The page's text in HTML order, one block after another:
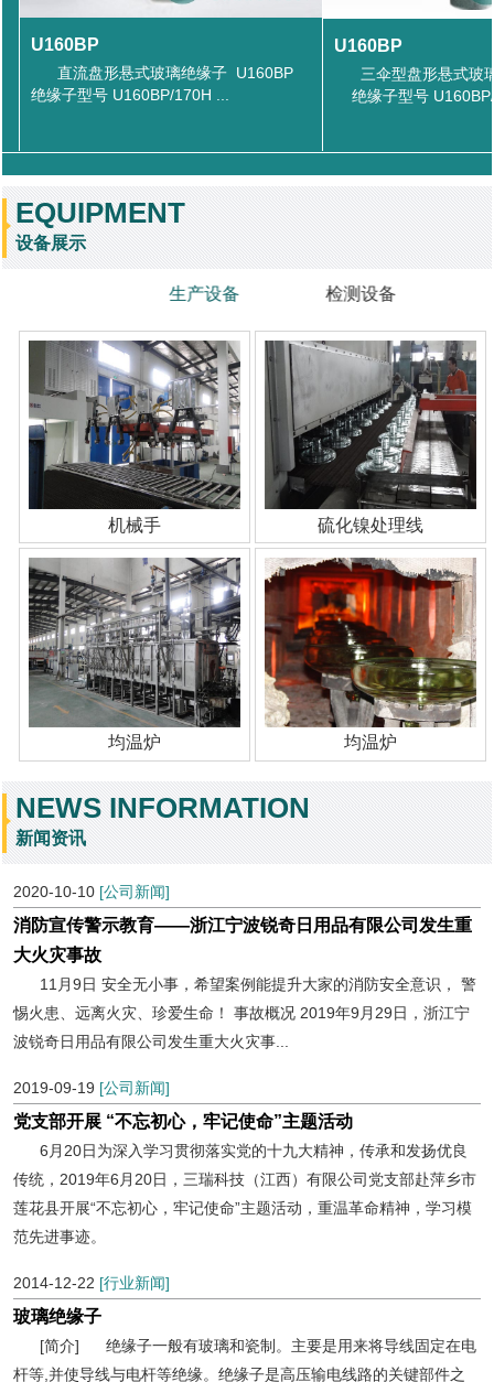
U160BP
直流盘形悬式玻璃绝缘子 U160BP
绝缘子型号 U160BP/170H ...
U160BP
三伞型盘形悬式玻
绝缘子型号
EQUIPMENT
设备展示
生产设备 检测设备
机械手 硫化镍处理线
均温炉 均温炉
NEWS INFORMATION
新闻资讯
2020-10-10 [公司新闻]
消防宣传警示教育——浙江宁波锐奇日用品有限公司发生重
大火灾事故
11月9日 安全无小事，希望案例能提升大家的消防安全意识， 警
惕火患、远离火灾、珍爱生命！ 事故概况 2019年9月29日，浙江宁
波锐奇日用品有限公司发生重大火灾事...
2019-09-19 [公司新闻]
党支部开展 “不忘初心，牢记使命”主题活动
6月20日为深入学习贯彻落实党的十九大精神，传承和发扬优良
传统，2019年6月20日，三瑞科技（江西）有限公司党支部赴萍乡市
莲花县开展“不忘初心，牢记使命”主题活动，重温革命精神，学习模
范先进事迹。
2014-12-22 [行业新闻]
玻璃绝缘子
[简介] 绝缘子一般有玻璃和瓷制。主要是用来将导线固定在电
杆等,并使导线与电杆等绝缘。绝缘子是高压输电线路的关键部件之